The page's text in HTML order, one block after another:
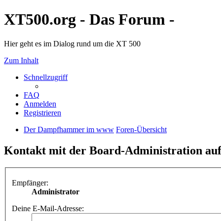
XT500.org - Das Forum -
Hier geht es im Dialog rund um die XT 500
Zum Inhalt
Schnellzugriff
FAQ
Anmelden
Registrieren
Der Dampfhammer im www Foren-Übersicht
Kontakt mit der Board-Administration
Empfänger:
Administrator
Deine E-Mail-Adresse: